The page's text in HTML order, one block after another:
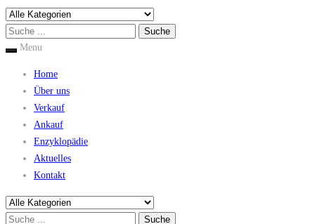
Menu
Home
Über uns
Verkauf
Ankauf
Enzyklopädie
Aktuelles
Kontakt